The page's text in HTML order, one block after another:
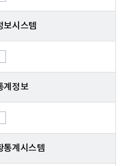
보시스템
계정보
통계시스템